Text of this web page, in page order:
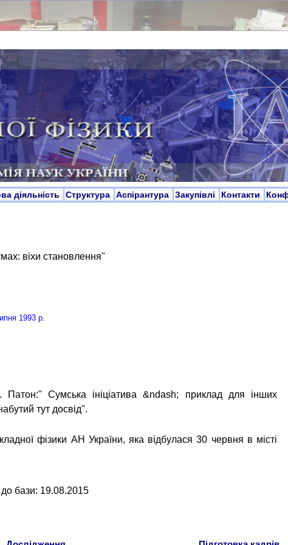
діяльність Структура Аспірантура Закупівлі Контакти
віхи становлення"
1993 р.
Патон:" Сумська ініціатива &ndash; приклад для інших
тут досвід".
фізики АН України, яка відбулася 30 червня в місті
до бази: 19.08.2015